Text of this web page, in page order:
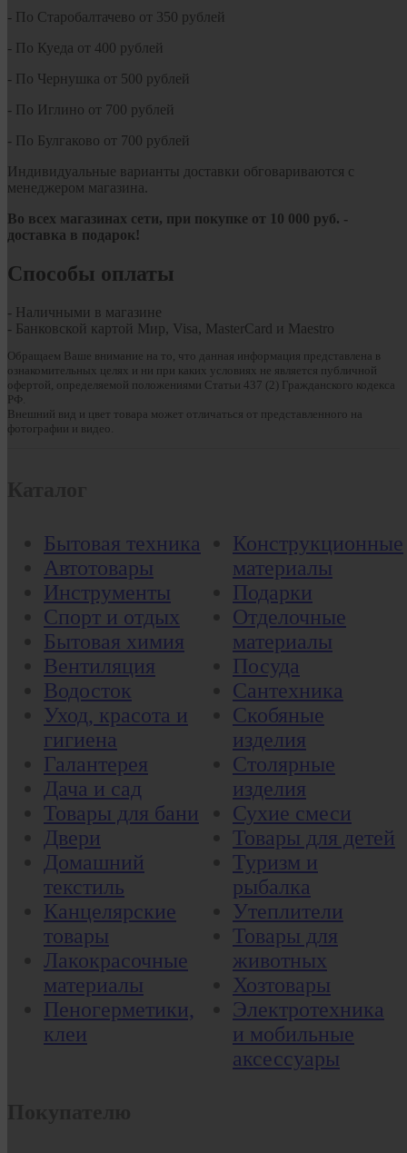
- По Старобалтачево от 350 рублей
- По Куеда от 400 рублей
- По Чернушка от 500 рублей
- По Иглино от 700 рублей
- По Булгаково от 700 рублей
Индивидуальные варианты доставки обговариваются с
менеджером магазина.
Во всех магазинах сети, при покупке от 10 000 руб. -
доставка в подарок!
Способы оплаты
- Наличными в магазине
- Банковской картой Мир, Visa, MasterCard и Maestro
Обращаем Ваше внимание на то, что данная информация представлена в
ознакомительных целях и ни при каких условиях не является публичной
офертой, определяемой положениями Статьи 437 (2) Гражданского кодекса
РФ.
Внешний вид и цвет товара может отличаться от представленного на
фотографии и видео.
Бытовая техника
Автотовары
Инструменты
Спорт и отдых
Бытовая химия
Вентиляция
Водосток
Уход, красота и
гигиена
Галантерея
Дача и сад
Товары для бани
Двери
Домашний
текстиль
Канцелярские
товары
Лакокрасочные
материалы
Пеногерметики,
клеи
Конструкционные
материалы
Подарки
Отделочные
материалы
Посуда
Сантехника
Скобяные
изделия
Столярные
изделия
Сухие смеси
Товары для детей
Туризм и
рыбалка
Утеплители
Товары для
животных
Хозтовары
Электротехника
и мобильные
аксессуары